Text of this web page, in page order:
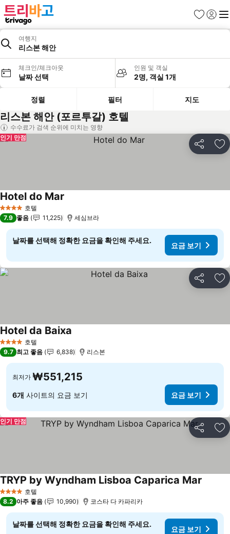
즐겨찾기
로그인
메
여행지
리스본 해안
체크인/체크아웃
날짜 선택
인원 및 객실
2명, 객실 1개
정렬 필터 지도
리스본 해안 (포르투갈) 호텔
수수료가 검색 순위에 미치는 영향
공유 즐
인기 만점
4 성급 호텔
Hotel do Mar
7.9 좋음 11,225 세심브라
날짜를 선택해 정확한 요금을 확인해 주세요.
요금 보기
공유 즐
4 성급 호텔
Hotel da Baixa
9.7 최고 좋음 6,838 리스본
최저가 ₩551,215
6개 사이트의 요금 보기 요금 보기
공유 즐
인기 만점
4 성급 호텔
TRYP by Wyndham Lisboa Caparica Mar
8.2 아주 좋음 10,990 코스타 다 카파리카
날짜를 선택해 정확한 요금을 확인해 주세요.
요금 보기